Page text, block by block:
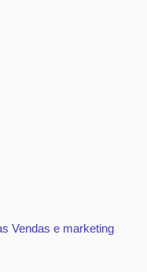
Vendas e marketing